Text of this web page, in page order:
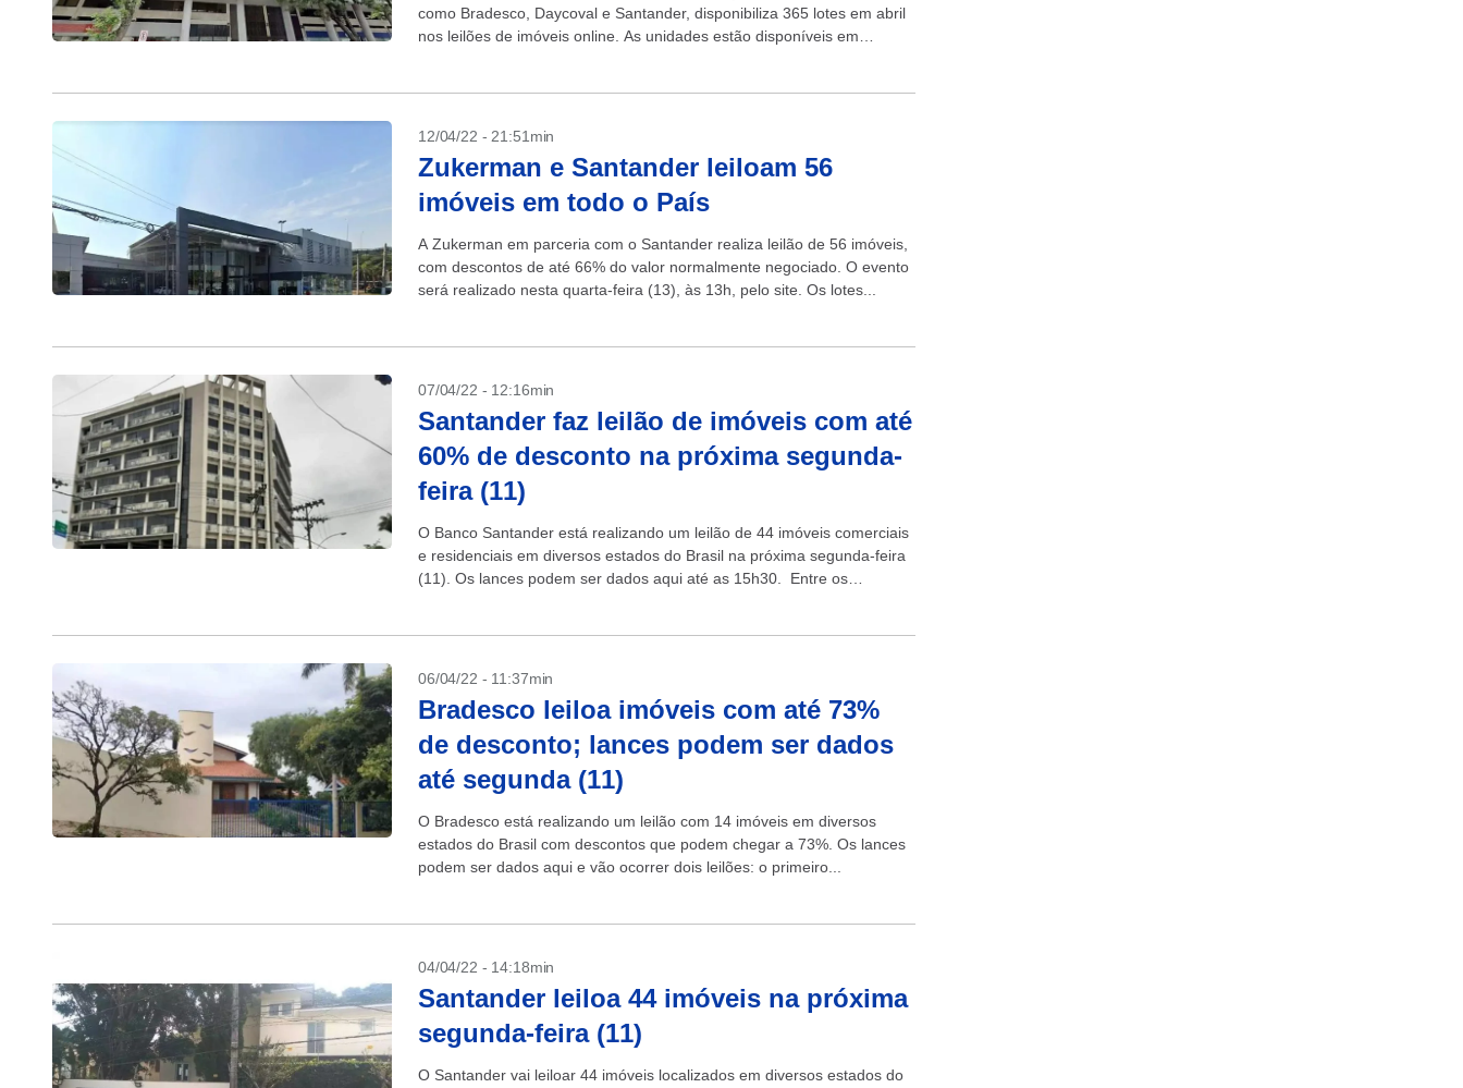
como Bradesco, Daycoval e Santander, disponibiliza 365 lotes em abril
nos leilões de imóveis online. As unidades estão disponíveis em
12/04/22 - 21:51min
Zukerman e Santander leiloam 56
imóveis em todo o País
A Zukerman em parceria com o Santander realiza leilão de 56 imóveis,
com descontos de até 66% do valor normalmente negociado. O evento
será realizado nesta quarta-feira (13), às 13h, pelo site. Os lotes...
07/04/22 - 12:16min
Santander faz leilão de imóveis com até
60% de desconto na próxima segunda-
feira (11)
O Banco Santander está realizando um leilão de 44 imóveis comerciais
e residenciais em diversos estados do Brasil na próxima segunda-feira
(11). Os lances podem ser dados aqui até as 15h30. Entre os
06/04/22 - 11:37min
Bradesco leiloa imóveis com até 73%
de desconto; lances podem ser dados
até segunda (11)
O Bradesco está realizando um leilão com 14 imóveis em diversos
estados do Brasil com descontos que podem chegar a 73%. Os lances
podem ser dados aqui e vão ocorrer dois leilões: o primeiro...
04/04/22 - 14:18min
Santander leiloa 44 imóveis na próxima
segunda-feira (11)
O Santander vai leiloar 44 imóveis localizados em diversos estados do